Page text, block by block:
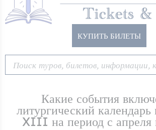
КУПИТЬ БИЛЕТЫ
Какие события
литургический
XIII на период с апреля